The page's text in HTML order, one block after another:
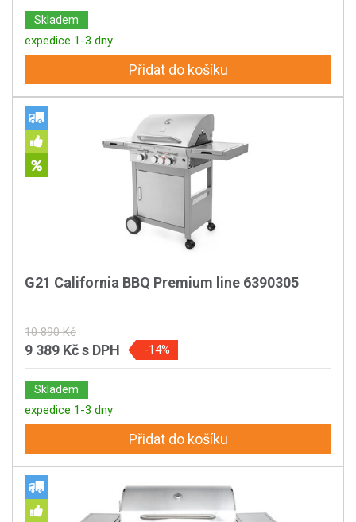
Skladem
expedice 1-3 dny
Přidat do košíku
G21 California BBQ Premium line 6390305
10 890 Kč
9 389 Kčs DPH -14%
Skladem
expedice 1-3 dny
Přidat do košíku